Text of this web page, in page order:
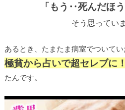
「もう‥死んだほ
そう思ってい
あるとき、たまたま病室でついてい
極貧から占いで超セレブに！
たんです。